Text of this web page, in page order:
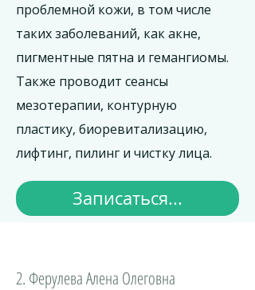
проблемной кожи, в том числе
таких заболеваний, как акне,
пигментные пятна и гемангиомы.
Также проводит сеансы
мезотерапии, контурную
пластику, биоревитализацию,
лифтинг, пилинг и чистку лица.
Записаться...
2. Ферулева Алена Олеговна